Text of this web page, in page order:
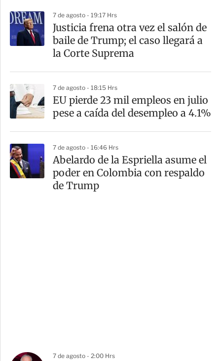
7 de agosto - 19:17 Hrs
Justicia frena otra vez el salón de
baile de Trump; el caso llegará a
la Corte Suprema
7 de agosto - 18:15 Hrs
EU pierde 23 mil empleos en julio
pese a caída del desempleo a 4.1%
7 de agosto - 16:46 Hrs
Abelardo de la Espriella asume el
poder en Colombia con respaldo
de Trump
7 de agosto - 2:00 Hrs